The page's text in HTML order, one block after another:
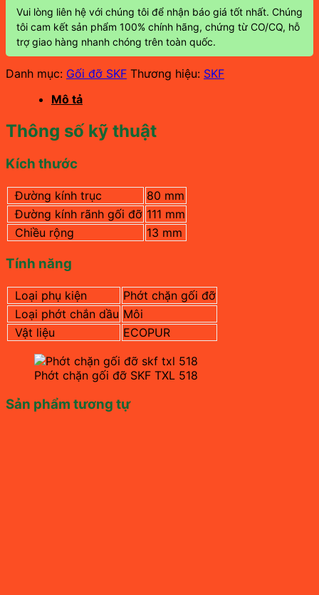
Vui lòng liên hệ với chúng tôi để nhận báo giá tốt nhất. Chúng
tôi cam kết sản phẩm 100% chính hãng, chứng từ CO/CQ, hỗ
trợ giao hàng nhanh chóng trên toàn quốc.
Danh mục: Gối đỡ SKF Thương hiệu: SKF
Mô tả
Thông số kỹ thuật
Kích thước
Đường kính trục
80 mm
Đường kính rãnh gối đỡ 111 mm
Chiều rộng
13 mm
Tính năng
Loại phụ kiện
Phớt chặn gối đỡ
Loại phớt chắn dầu Môi
Vật liệu
ECOPUR
Phớt chặn gối đỡ SKF TXL 518
Sản phẩm tương tự